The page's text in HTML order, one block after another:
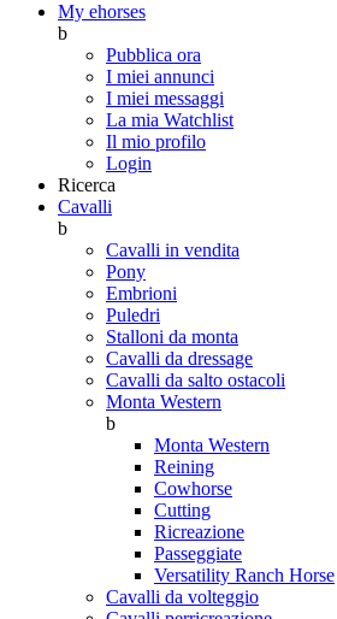
My ehorses
b
Pubblica ora
I miei annunci
I miei messaggi
La mia Watchlist
Il mio profilo
Login
Ricerca
Cavalli
b
Cavalli in vendita
Pony
Embrioni
Puledri
Stalloni da monta
Cavalli da dressage
Cavalli da salto ostacoli
Monta Western
b
Monta Western
Reining
Cowhorse
Cutting
Ricreazione
Passeggiate
Versatility Ranch Horse
Cavalli da volteggio